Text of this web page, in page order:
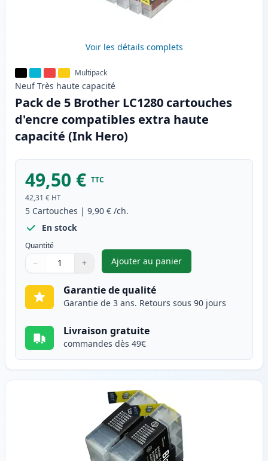
Voir les détails complets
Multipack
Neuf Très haute capacité
Pack de 5 Brother LC1280 cartouches
d'encre compatibles extra haute
capacité (Ink Hero)
49,50 € TTC
42,31 € HT
5 Cartouches | 9,90 € /ch.
En stock
Quantité
Quantité
Utilisez les boutons pour ajuster
− +
Quantité
Ajouter au panier
,Pack de 5 Brother LC1280
Garantie de qualité
Garantie de 3 ans. Retours sous 90 jours
Livraison gratuite
commandes dès 49€